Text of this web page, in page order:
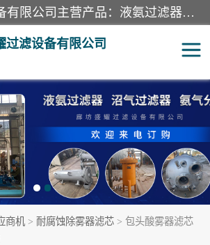
廊坊盛耀过滤设备有限公司主营产品：液氨过滤器、沼气过滤器、氨气分离器、二氧化碳过滤器、过滤器、液氨氨气过滤器、天然气过滤器、管道过滤器、*过滤器、液氨除油除水过滤器、氨气除油除水过滤器、焦炉煤气除焦油过滤器等。
过滤设备有限公司
商机 > 耐腐蚀除雾器滤芯 > 包头酸雾器滤芯
过滤器
沼气过滤器
管道过滤器
液氨除油除水过滤器